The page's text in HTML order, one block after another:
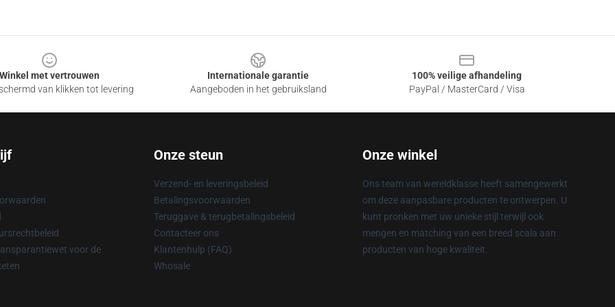
Winkel met vertrouwen
van klikken tot levering
Internationale garantie
Aangeboden in het gebruiksland
100% veilige afhandeling
PayPal / MasterCard / Visa
voor de
Onze steun
Verzend- en leveringsbeleid
Betalingsvoorwaarden
Teruggave & terugbetalingsbeleid
Contacteer ons
Klantenhulp (FAQ)
Whosale
Onze winkel
Ons team van wereldklasse heeft samengewerkt
om deze aanpasbare producten te ontwerpen. U
kunt pronken met uw unieke stijl terwijl ook
mengen en matching van een breed scala aan
producten van hoge kwaliteit.